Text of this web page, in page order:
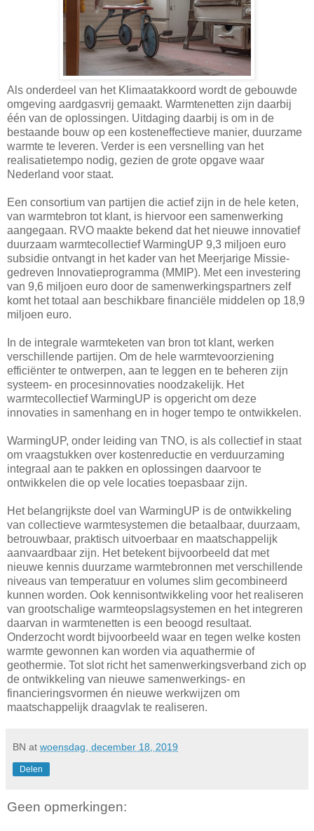
Als onderdeel van het Klimaatakkoord wordt de gebouwde
omgeving aardgasvrij gemaakt. Warmtenetten zijn daarbij
één van de oplossingen. Uitdaging daarbij is om in de
bestaande bouw op een kosteneffectieve manier, duurzame
warmte te leveren. Verder is een versnelling van het
realisatietempo nodig, gezien de grote opgave waar
Nederland voor staat.
Een consortium van partijen die actief zijn in de hele keten,
van warmtebron tot klant, is hiervoor een samenwerking
aangegaan. RVO maakte bekend dat het nieuwe innovatief
duurzaam warmtecollectief WarmingUP 9,3 miljoen euro
subsidie ontvangt in het kader van het Meerjarige Missie-
gedreven Innovatieprogramma (MMIP). Met een investering
van 9,6 miljoen euro door de samenwerkingspartners zelf
komt het totaal aan beschikbare financiële middelen op 18,9
miljoen euro.
In de integrale warmteketen van bron tot klant, werken
verschillende partijen. Om de hele warmtevoorziening
efficiënter te ontwerpen, aan te leggen en te beheren zijn
systeem- en procesinnovaties noodzakelijk. Het
warmtecollectief WarmingUP is opgericht om deze
innovaties in samenhang en in hoger tempo te ontwikkelen.
WarmingUP, onder leiding van TNO, is als collectief in staat
om vraagstukken over kostenreductie en verduurzaming
integraal aan te pakken en oplossingen daarvoor te
ontwikkelen die op vele locaties toepasbaar zijn.
Het belangrijkste doel van WarmingUP is de ontwikkeling
van collectieve warmtesystemen die betaalbaar, duurzaam,
betrouwbaar, praktisch uitvoerbaar en maatschappelijk
aanvaardbaar zijn. Het betekent bijvoorbeeld dat met
nieuwe kennis duurzame warmtebronnen met verschillende
niveaus van temperatuur en volumes slim gecombineerd
kunnen worden. Ook kennisontwikkeling voor het realiseren
van grootschalige warmteopslagsystemen en het integreren
daarvan in warmtenetten is een beoogd resultaat.
Onderzocht wordt bijvoorbeeld waar en tegen welke kosten
warmte gewonnen kan worden via aquathermie of
geothermie. Tot slot richt het samenwerkingsverband zich op
de ontwikkeling van nieuwe samenwerkings- en
financieringsvormen én nieuwe werkwijzen om
maatschappelijk draagvlak te realiseren.
BN at woensdag, december 18, 2019
Delen
Geen opmerkingen: